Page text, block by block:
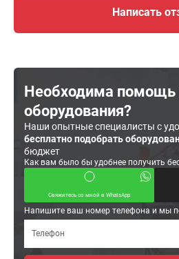
Написать
Необходима помощь
оборудования?
Наши опытные специалисты с
бесплатно подобрать
бюджет
Как вам было бы удобнее получить
Свяжитесь со мной в WhatsApp
Напишите ваш номер телефона и мы